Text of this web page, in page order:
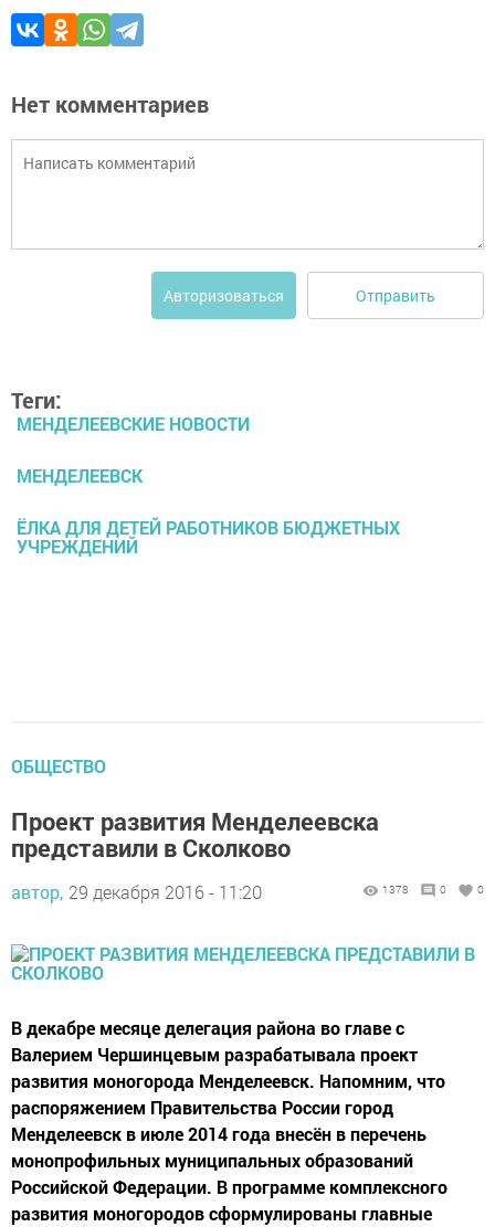
Нет комментариев
Авторизоваться Отправить
Теги:
МЕНДЕЛЕЕВСКИЕ НОВОСТИ
МЕНДЕЛЕЕВСК
ЁЛКА ДЛЯ ДЕТЕЙ РАБОТНИКОВ БЮДЖЕТНЫХ
УЧРЕЖДЕНИЙ
ОБЩЕСТВО
Проект развития Менделеевска
представили в Сколково
автор, 29 декабря 2016 - 11:20 1378 0 0
В декабре месяце делегация района во главе с
Валерием Чершинцевым разрабатывала проект
развития моногорода Менделеевск. Напомним, что
распоряжением Правительства России город
Менделеевск в июле 2014 года внесён в перечень
монопрофильных муниципальных образований
Российской Федерации. В программе комплексного
развития моногородов сформулированы главные